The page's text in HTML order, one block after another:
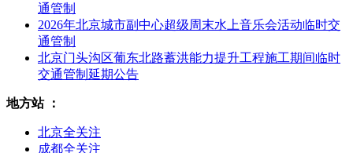
通管制
2026年北京城市副中心超级周末水上音乐会活动临时交
通管制
北京门头沟区葡东北路蓄洪能力提升工程施工期间临时
交通管制延期公告
地方站 ：
北京全关注
成都全关注